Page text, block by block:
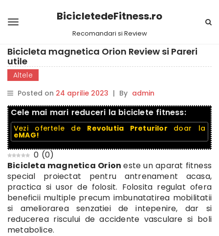
BicicletedeFitness.ro
Recomandari si Review
Bicicleta magnetica Orion Review si Pareri
utile
Altele
Posted on 24 aprilie 2023 | By admin
Cele mai mari reduceri la biciclete fitness:
Vezi ofertele de Revolutia Preturilor doar la
eMAG!
0 (0)
Bicicleta magnetica Orioneste un aparat fitness
special proiectat pentru antrenament acasa,
practica si usor de folosit. Folosita regulat ofera
beneficii multiple precum imbunatatirea mobilitatii
si ameliorarea senzatiei de intepenire, dar si
reducerea riscului de accidente vasculare si boli
metabolice.